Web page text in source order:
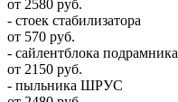
от 2580 руб.
- стоек стабилизатора
от 570 руб.
- сайлентблока подрамника
от 2150 руб.
- пыльника ШРУС